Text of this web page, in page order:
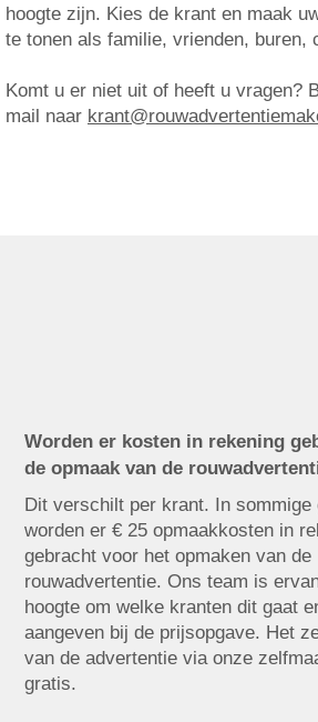
hoogte zijn. Kies de krant en maak
te tonen als familie, vrienden, buren,
Komt u er niet uit of heeft u vragen?
mail naar
Worden er kosten in rekening
de opmaak van de
Dit verschilt per krant. In sommige
worden er € 25 opmaakkosten in
gebracht voor het opmaken van de
rouwadvertentie. Ons team is
hoogte om welke kranten dit gaat
aangeven bij de prijsopgave. Het
van de advertentie via onze
gratis.